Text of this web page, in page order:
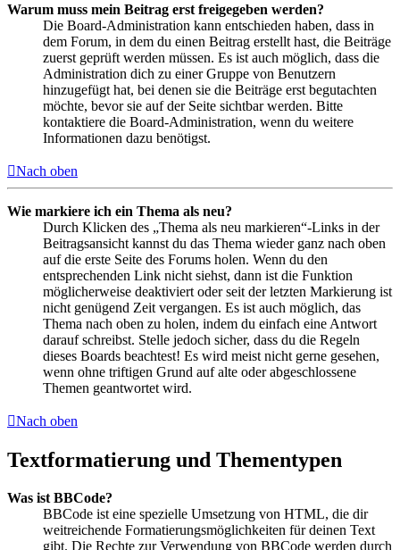
Warum muss mein Beitrag erst freigegeben werden?
Die Board-Administration kann entschieden haben, dass in
dem Forum, in dem du einen Beitrag erstellt hast, die Beiträge
zuerst geprüft werden müssen. Es ist auch möglich, dass die
Administration dich zu einer Gruppe von Benutzern
hinzugefügt hat, bei denen sie die Beiträge erst begutachten
möchte, bevor sie auf der Seite sichtbar werden. Bitte
kontaktiere die Board-Administration, wenn du weitere
Informationen dazu benötigst.
Nach oben
Wie markiere ich ein Thema als neu?
Durch Klicken des „Thema als neu markieren“-Links in der
Beitragsansicht kannst du das Thema wieder ganz nach oben
auf die erste Seite des Forums holen. Wenn du den
entsprechenden Link nicht siehst, dann ist die Funktion
möglicherweise deaktiviert oder seit der letzten Markierung ist
nicht genügend Zeit vergangen. Es ist auch möglich, das
Thema nach oben zu holen, indem du einfach eine Antwort
darauf schreibst. Stelle jedoch sicher, dass du die Regeln
dieses Boards beachtest! Es wird meist nicht gerne gesehen,
wenn ohne triftigen Grund auf alte oder abgeschlossene
Themen geantwortet wird.
Nach oben
Textformatierung und Thementypen
Was ist BBCode?
BBCode ist eine spezielle Umsetzung von HTML, die dir
weitreichende Formatierungsmöglichkeiten für deinen Text
gibt. Die Rechte zur Verwendung von BBCode werden durch